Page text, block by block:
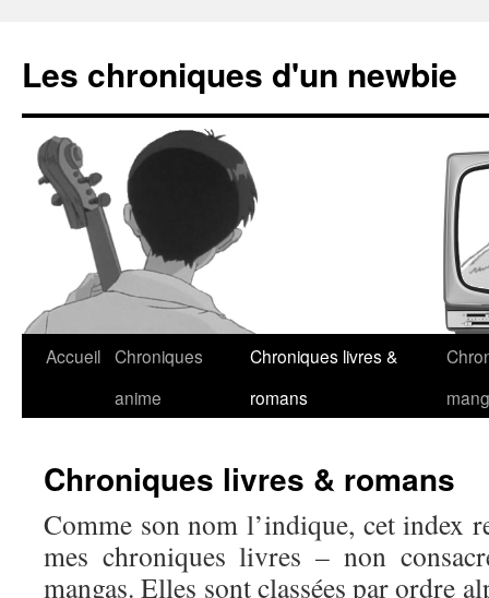
Les chroniques d'un newbie
Accueil Chroniques
anime
Chroniques livres &
romans
Chroniques livres & romans
Comme son nom l’indique, cet index
mes chroniques livres – non
mangas. Elles sont classées par ordre